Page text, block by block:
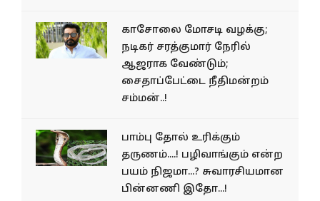
காசோலை மோசடி வழக்கு;
நடிகர் சரத்குமார் நேரில்
ஆஜராக வேண்டும்;
சைதாப்பேட்டை நீதிமன்றம்
சம்மன்..!
பாம்பு தோல் உரிக்கும்
தருணம்....! பழிவாங்கும் என்ற
பயம் நிஜமா...? சுவாரசியமான
பின்னணி இதோ...!